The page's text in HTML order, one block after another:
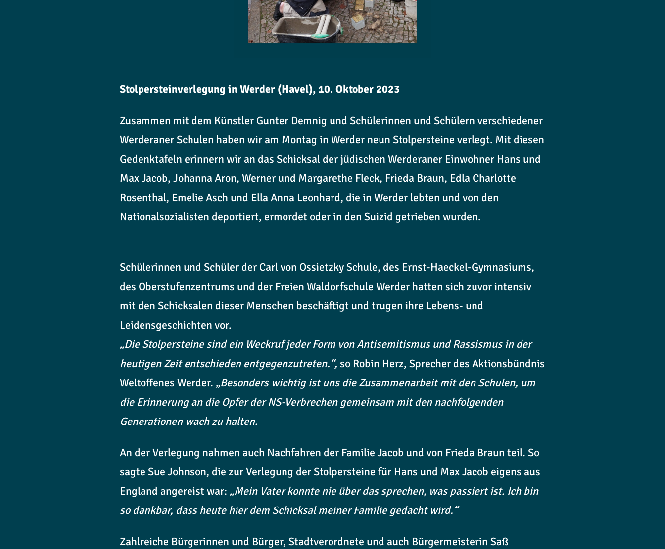
Stolpersteinverlegung in Werder (Havel), 10. Oktober 2023
Zusammen mit dem Künstler Gunter Demnig und Schülerinnen und Schülern verschiedener
Werderaner Schulen haben wir am Montag in Werder neun Stolpersteine verlegt. Mit diesen
Gedenktafeln erinnern wir an das Schicksal der jüdischen Werderaner Einwohner Hans und
Max Jacob, Johanna Aron, Werner und Margarethe Fleck, Frieda Braun, Edla Charlotte
Rosenthal, Emelie Asch und Ella Anna Leonhard, die in Werder lebten und von den
Nationalsozialisten deportiert, ermordet oder in den Suizid getrieben wurden.
Schülerinnen und Schüler der Carl von Ossietzky Schule, des Ernst-Haeckel-Gymnasiums,
des Oberstufenzentrums und der Freien Waldorfschule Werder hatten sich zuvor intensiv
mit den Schicksalen dieser Menschen beschäftigt und trugen ihre Lebens- und
Leidensgeschichten vor.
„Die Stolpersteine sind ein Weckruf jeder Form von Antisemitismus und Rassismus in der
heutigen Zeit entschieden entgegenzutreten.“, so Robin Herz, Sprecher des Aktionsbündnis
Weltoffenes Werder. „Besonders wichtig ist uns die Zusammenarbeit mit den Schulen, um
die Erinnerung an die Opfer der NS-Verbrechen gemeinsam mit den nachfolgenden
Generationen wach zu halten.
An der Verlegung nahmen auch Nachfahren der Familie Jacob und von Frieda Braun teil. So
sagte Sue Johnson, die zur Verlegung der Stolpersteine für Hans und Max Jacob eigens aus
England angereist war: „Mein Vater konnte nie über das sprechen, was passiert ist. Ich bin
so dankbar, dass heute hier dem Schicksal meiner Familie gedacht wird.“
Zahlreiche Bürgerinnen und Bürger, Stadtverordnete und auch Bürgermeisterin Saß